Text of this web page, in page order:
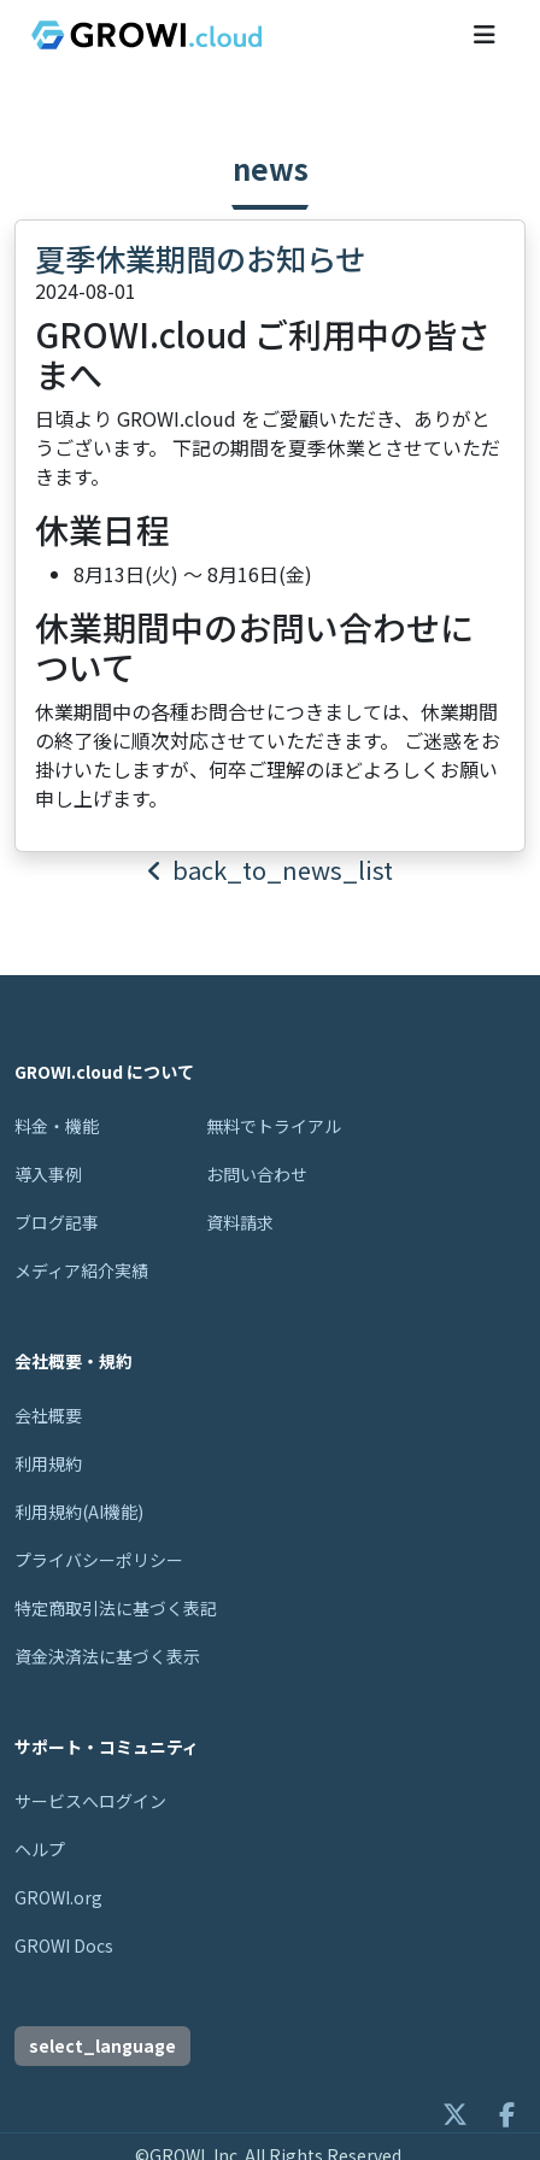
news
夏季休業期間のお知らせ
2024-08-01
GROWI.cloud ご利用中の皆さ
まへ
日頃より GROWI.cloud をご愛顧いただき、ありがと
うございます。 下記の期間を夏季休業とさせていただ
きます。
休業日程
8月13日(火) ～ 8月16日(金)
休業期間中のお問い合わせに
ついて
休業期間中の各種お問合せにつきましては、休業期間
の終了後に順次対応させていただきます。 ご迷惑をお
掛けいたしますが、何卒ご理解のほどよろしくお願い
申し上げます。
back_to_news_list
GROWI.cloud について
料金・機能
導入事例
ブログ記事
メディア紹介実績
無料でトライアル
お問い合わせ
資料請求
会社概要・規約
会社概要
利用規約
利用規約(AI機能)
プライバシーポリシー
特定商取引法に基づく表記
資金決済法に基づく表示
サポート・コミュニティ
サービスへログイン
ヘルプ
GROWI.org
GROWI Docs
select_language
©GROWI, Inc. All Rights Reserved.